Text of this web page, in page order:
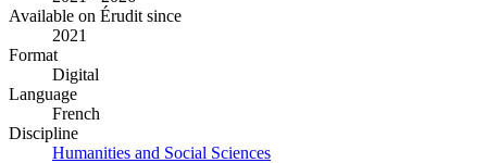
Available on Érudit since
2021
Format
Digital
Language
French
Discipline
Humanities and Social Sciences